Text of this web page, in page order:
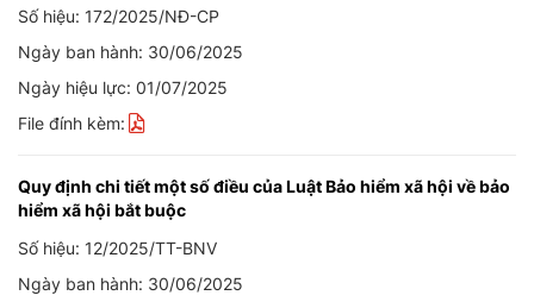
Số hiệu: 172/2025/NĐ-CP
Ngày ban hành: 30/06/2025
Ngày hiệu lực: 01/07/2025
File đính kèm:
Quy định chi tiết một số điều của Luật Bảo hiểm xã hội về bảo
hiểm xã hội bắt buộc
Số hiệu: 12/2025/TT-BNV
Ngày ban hành: 30/06/2025